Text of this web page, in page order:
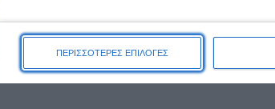
ΠΕΡΙΣΣΟΤΕΡΕΣ ΕΠΙΛΟΓΕΣ